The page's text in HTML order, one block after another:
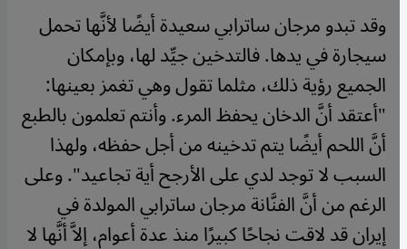
وقد تبدو مرجان ساترابي سعيدة أيضًا لأنَّها تحمل
سيجارة في يدها. فالتدخين جيِّد لها، وبإمكان
الجميع رؤية ذلك، مثلما تقول وهي تغمز بعينها:
"أعتقد أنَّ الدخان يحفظ المرء. وأنتم تعلمون بالطبع
أنَّ اللحم أيضًا يتم تدخينه من أجل حفظه، ولهذا
السبب لا توجد لدي على الأرجح أية تجاعيد". وعلى
الرغم من أنَّ الفنَّانة مرجان ساترابي المولدة في
إيران قد لاقت نجاحًا كبيرًا منذ عدة أعوام، إلاَّ أنَّها لا